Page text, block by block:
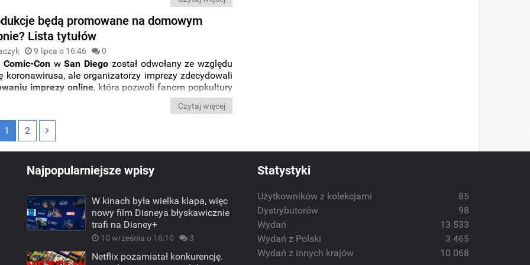
będą promowane na domowym
Lista tytułów
9 lipca o 16:46 0
Comic-ConwSan Diego został odwołany ze względu
koronawirusa, ale organizatorzy imprezy zdecydowali
imprezy online, która pozwoli fanom popkultury
oraz zapewni wgląd wnowe
. Które produkcje
podczas internetowej edycji? Poznajcie listę
Czytaj więcej
1 2
Najpopularniejsze wpisy
W kinach była wielka klapa, więc
nowy film Disneya błyskawicznie
trafi na Disney+
10 września o 16:10 3
Netflix pozamiatał konkurencję.
Statystyki
Użytkowników z kolekcjami
85
Dystrybutorów
98
Wydań
13 533
Wydań z Polski
3 465
Wydań z innych krajów
10 068